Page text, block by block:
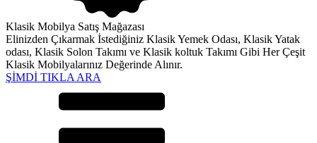
Klasik Mobilya Satış Mağazası
Elinizden Çıkarmak İstediğiniz Klasik Yemek Odası, Klasik Yatak
odası, Klasik Solon Takımı ve Klasik koltuk Takımı Gibi Her Çeşit
Klasik Mobilyalarınız Değerinde Alınır.
ŞİMDİ TIKLA ARA